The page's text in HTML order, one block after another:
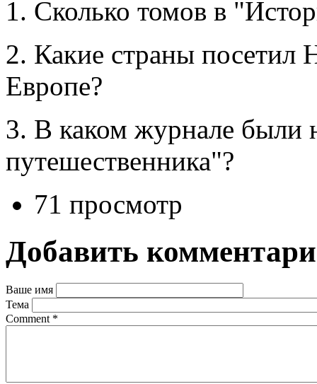
1. Сколько томов в
2. Какие страны
Европе?
3. В каком журнале были
путешественника"?
71 просмотр
Добавить
Ваше имя
Тема
Comment *